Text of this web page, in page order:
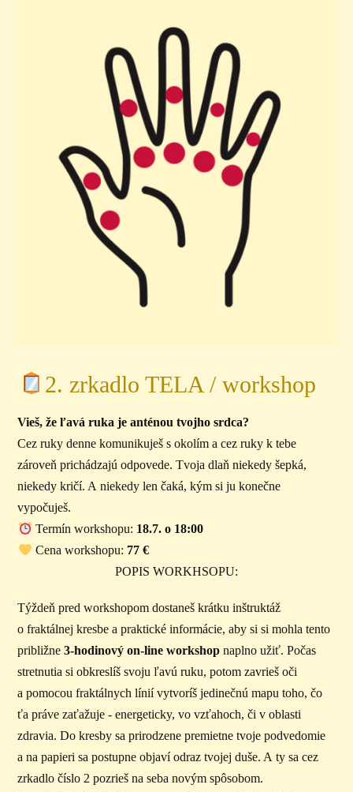
2. zrkadlo TELA / workshop
Vieš, že ľavá ruka je anténou tvojho srdca?
Cez ruky denne komunikuješ s okolím a cez ruky k tebe
zároveň prichádzajú odpovede. Tvoja dlaň niekedy šepká,
niekedy kričí. A niekedy len čaká, kým si ju konečne
vypočuješ.
Termín workshopu: 18.7. o 18:00
Cena workshopu: 77 €
POPIS WORKHSOPU:
Týždeň pred workshopom dostaneš krátku inštruktáž
o fraktálnej kresbe a praktické informácie, aby si si mohla tento
približne 3-hodinový on-line workshop naplno užiť. Počas
stretnutia si obkreslíš svoju ľavú ruku, potom zavrieš oči
a pomocou fraktálnych línií vytvoríš jedinečnú mapu toho, čo
ťa práve zaťažuje - energeticky, vo vzťahoch, či v oblasti
zdravia. Do kresby sa prirodzene premietne tvoje podvedomie
a na papieri sa postupne objaví odraz tvojej duše. A ty sa cez
zrkadlo číslo 2 pozrieš na seba novým spôsobom.